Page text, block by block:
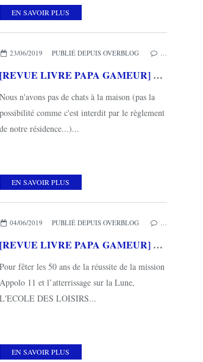
EN SAVOIR PLUS
,MES COUPS DE COEUR,L'ÉCOLE DES LOISIRS
23/06/2019 PUBLIÉ DEPUIS OVERBLOG
[REVUE LIVRE PAPA GAMEUR] C'EST QUI CHAT ? de Michel VAN ZEVEREN aux éditions L'ECOLE DES LOISIRS
Nous n'avons pas de chats à la maison (pas la
possibilité comme c'est interdit par le règlement
de notre résidence...)...
EN SAVOIR PLUS
,MES COUPS DE COEUR,L'ÉCOLE DES LOISIRS
04/06/2019 PUBLIÉ DEPUIS OVERBLOG
[REVUE LIVRE PAPA GAMEUR] UN GOUTER SUR LA LUNE de Dorothée DE MONFREID aux éditions L'ECOLE DES LOISIRS
Pour fêter les 50 ans de la réussite de la mission
Appolo 11 et l’atterrissage sur la Lune,
L'ECOLE DES LOISIRS...
EN SAVOIR PLUS